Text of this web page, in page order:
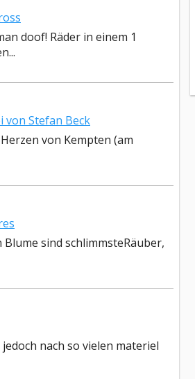
doof! Räder in einem 1
von Stefan Beck
von Kempten (am
sind schlimmsteRäuber,
nach so vielen materiel